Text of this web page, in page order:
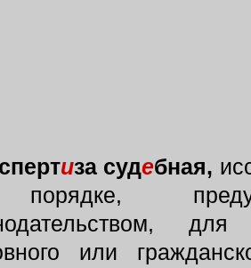
иза судебная,
или